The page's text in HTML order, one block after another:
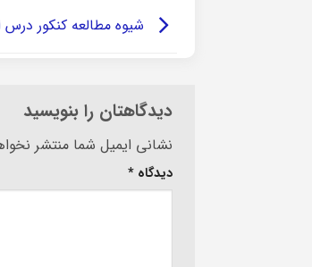
شیوه مطالعه کنکور درس
دیدگاهتان را بنویسید
نشانی ایمیل شما منتشر
دیدگاه *
Alternative: